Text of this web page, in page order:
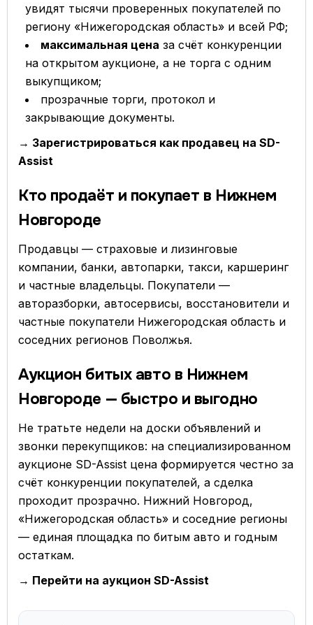
увидят тысячи проверенных покупателей по
региону «Нижегородская область» и всей РФ;
максимальная цена за счёт конкуренции
на открытом аукционе, а не торга с одним
выкупщиком;
прозрачные торги, протокол и
закрывающие документы.
→ Зарегистрироваться как продавец на SD-
Assist
Кто продаёт и покупает в Нижнем
Новгороде
Продавцы — страховые и лизинговые
компании, банки, автопарки, такси, каршеринг
и частные владельцы. Покупатели —
авторазборки, автосервисы, восстановители и
частные покупатели Нижегородская область и
соседних регионов Поволжья.
Аукцион битых авто в Нижнем
Новгороде — быстро и выгодно
Не тратьте недели на доски объявлений и
звонки перекупщиков: на специализированном
аукционе SD-Assist цена формируется честно за
счёт конкуренции покупателей, а сделка
проходит прозрачно. Нижний Новгород,
«Нижегородская область» и соседние регионы
— единая площадка по битым авто и годным
остаткам.
→ Перейти на аукцион SD-Assist